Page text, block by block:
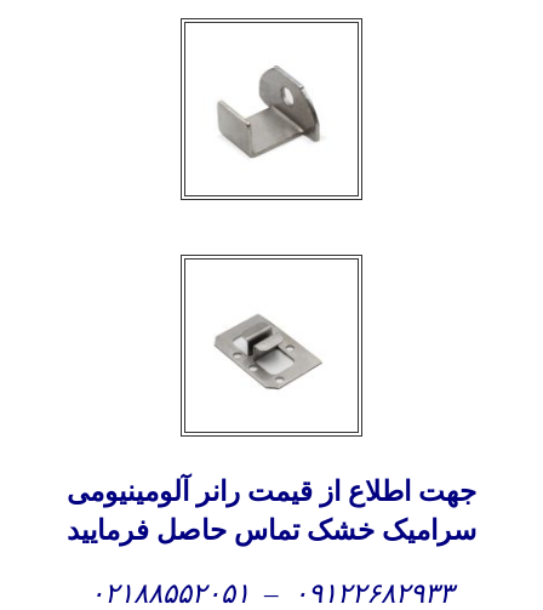
جهت اطلاع از قیمت رانر آلومینیومی
سرامیک خشک تماس حاصل فرمایید
۰۹۱۲۲۶۸۲۹۳۳ – ۰۲۱۸۸۵۵۲۰۵۱